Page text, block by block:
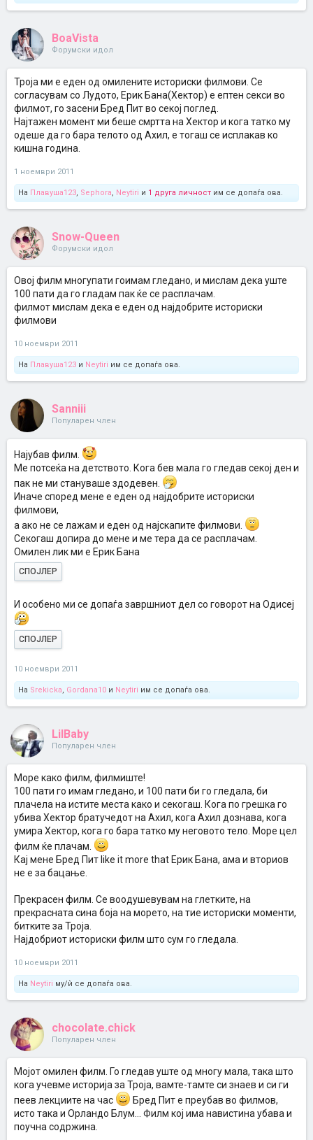
BoaVista
Форумски идол
Троја ми е еден од омилените историски филмови. Се
согласувам со Лудото, Ерик Бана(Хектор) е ептен секси во
филмот, го засени Бред Пит во секој поглед.
Најтажен момент ми беше смртта на Хектор и кога татко му
одеше да го бара телото од Ахил, е тогаш се исплакав ко
кишна година.
1 ноември 2011
На Плавуша123, Sephora, Neytiri и 1 друга личност им се допаѓа ова.
Snow-Queen
Форумски идол
Овој филм многупати гоимам гледано, и мислам дека уште
100 пати да го гладам пак ќе се расплачам.
филмот мислам дека е еден од најдобрите историски
филмови
10 ноември 2011
На Плавуша123 и Neytiri им се допаѓа ова.
Sanniii
Популарен член
Најубав филм.
Ме потсеќа на детството. Кога бев мала го гледав секој ден и
пак не ми стануваше здодевен.
Иначе според мене е еден од најдобрите историски
филмови,
а ако не се лажам и еден од најскапите филмови.
Секогаш допира до мене и ме тера да се расплачам.
Омилен лик ми е Ерик Бана
СПОЈЛЕР
И особено ми се допаѓа завршниот дел со говорот на Одисеј
СПОЈЛЕР
10 ноември 2011
На Srekicka, Gordana10 и Neytiri им се допаѓа ова.
LilBaby
Популарен член
Море како филм, филмиште!
100 пати го имам гледано, и 100 пати би го гледала, би
плачела на истите места како и секогаш. Кога по грешка го
убива Хектор братучедот на Ахил, кога Ахил дознава, кога
умира Хектор, кога го бара татко му неговото тело. Море цел
филм ќе плачам.
Кај мене Бред Пит like it more that Ерик Бана, ама и вториов
не е за бацање.
Прекрасен филм. Се воодушевувам на глетките, на
прекрасната сина боја на морето, на тие историски моменти,
битките за Троја.
Најдобриот историски филм што сум го гледала.
10 ноември 2011
На Neytiri му/ѝ се допаѓа ова.
chocolate.chick
Популарен член
Мојот омилен филм. Го гледав уште од многу мала, така што
кога учевме историја за Троја, вамте-тамте си знаев и си ги
пеев лекциите на час
Бред Пит е преубав во филмов,
исто така и Орландо Блум... Филм кој има навистина убава и
поучна содржина.